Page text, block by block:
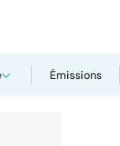
Émissions